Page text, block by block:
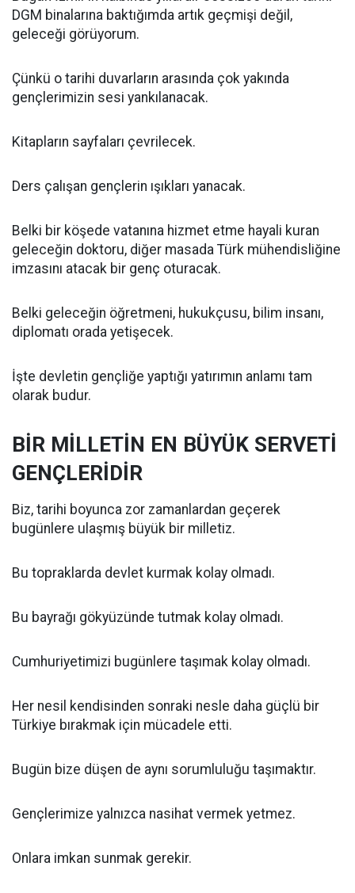
DGM binalarına baktığımda artık geçmişi değil,
geleceği görüyorum.
Çünkü o tarihi duvarların arasında çok yakında
gençlerimizin sesi yankılanacak.
Kitapların sayfaları çevrilecek.
Ders çalışan gençlerin ışıkları yanacak.
Belki bir köşede vatanına hizmet etme hayali kuran
geleceğin doktoru, diğer masada Türk mühendisliğine
imzasını atacak bir genç oturacak.
Belki geleceğin öğretmeni, hukukçusu, bilim insanı,
diplomatı orada yetişecek.
İşte devletin gençliğe yaptığı yatırımın anlamı tam
olarak budur.
BİR MİLLETİN EN BÜYÜK SERVETİ
GENÇLERİDİR
Biz, tarihi boyunca zor zamanlardan geçerek
bugünlere ulaşmış büyük bir milletiz.
Bu topraklarda devlet kurmak kolay olmadı.
Bu bayrağı gökyüzünde tutmak kolay olmadı.
Cumhuriyetimizi bugünlere taşımak kolay olmadı.
Her nesil kendisinden sonraki nesle daha güçlü bir
Türkiye bırakmak için mücadele etti.
Bugün bize düşen de aynı sorumluluğu taşımaktır.
Gençlerimize yalnızca nasihat vermek yetmez.
Onlara imkan sunmak gerekir.